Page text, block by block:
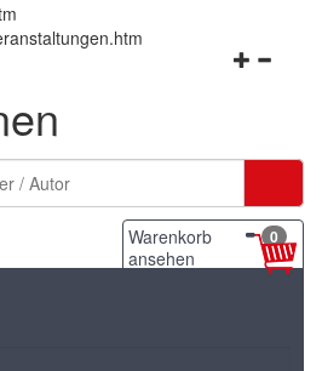
Warenkorb
ansehen
0